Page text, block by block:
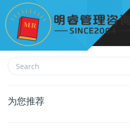
为您推荐